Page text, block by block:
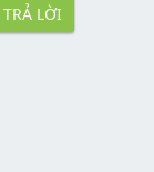
TRẢ LỜI